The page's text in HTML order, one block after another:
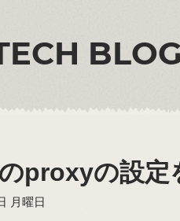
BLOG
proxyの設定
月曜日